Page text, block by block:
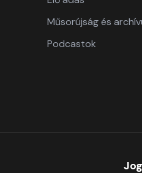
Műsorújság és
Podcastok